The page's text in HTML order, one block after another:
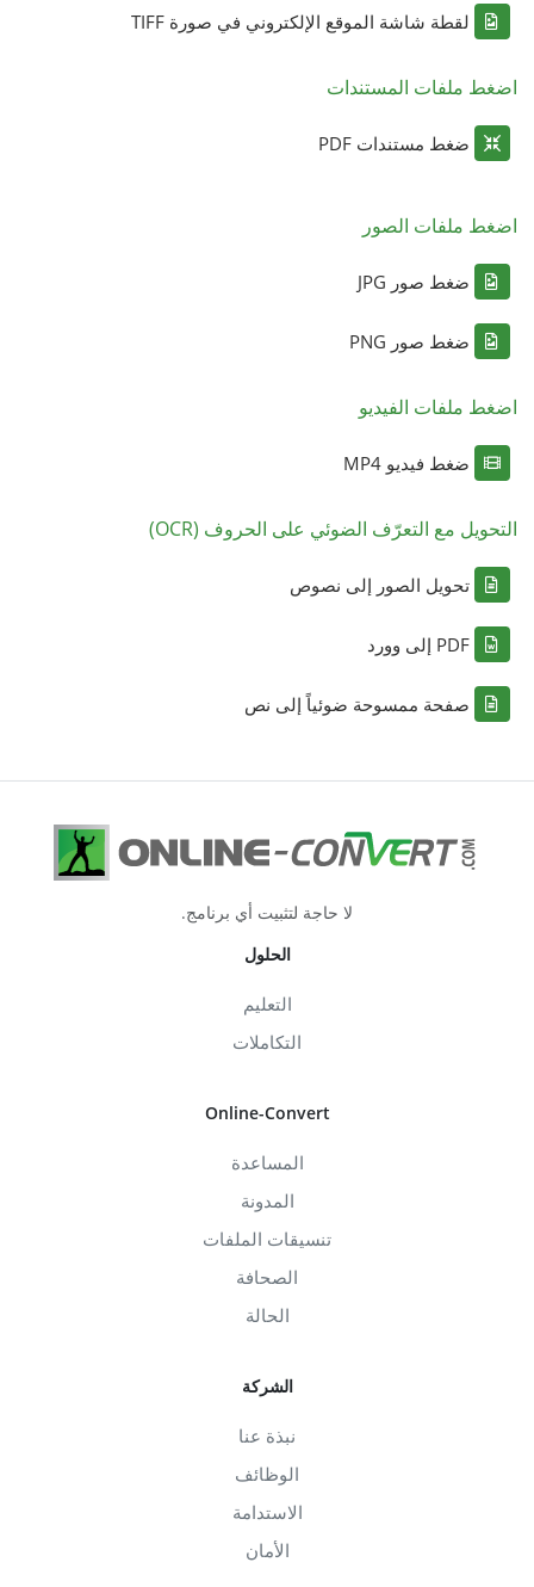
لقطة شاشة الموقع الإلكتروني في صورة TIFF
اضغط ملفات المستندات
ضغط مستندات PDF
اضغط ملفات الصور
ضغط صور JPG
ضغط صور PNG
اضغط ملفات الفيديو
ضغط فيديو MP4
التحويل مع التعرّف الضوئي على الحروف (OCR)
تحويل الصور إلى نصوص
PDF إلى وورد
صفحة ممسوحة ضوئياً إلى نص
لا حاجة لتثبيت أي برنامج.
الحلول
التعليم
التكاملات
Online-Convert
المساعدة
المدونة
تنسيقات الملفات
الصحافة
الحالة
الشركة
نبذة عنا
الوظائف
الاستدامة
الأمان